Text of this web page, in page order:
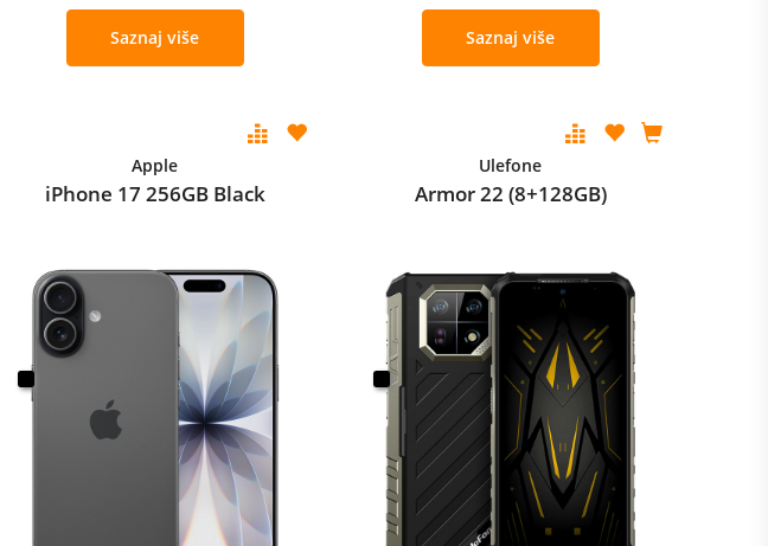
Saznaj više Saznaj više
Apple
iPhone 17 256GB Black
Ulefone
Armor 22 (8+128GB)